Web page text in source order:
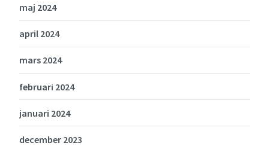
maj 2024
april 2024
mars 2024
februari 2024
januari 2024
december 2023